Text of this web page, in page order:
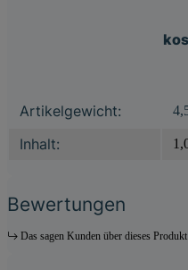
Produkteigenschaft
Wert
Artikelgewicht:
Inhalt:
Bewertungen
Das sagen Kunden über dieses Produkt